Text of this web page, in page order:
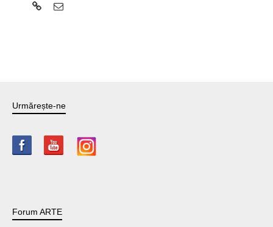
Urmărește-ne
Forum ARTE